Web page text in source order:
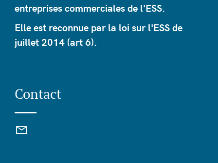
entreprises commerciales de l'ESS.
Elle est reconnue par la loi sur l'ESS de
juillet 2014 (art 6).
Contact